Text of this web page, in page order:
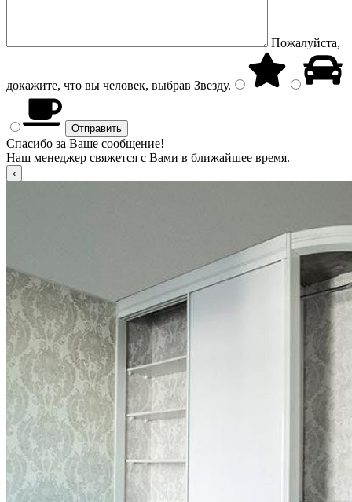
Пожалуйста,
докажите, что вы человек, выбрав Звезду.
Спасибо за Ваше сообщение!
Наш менеджер свяжется с Вами в ближайшее время.